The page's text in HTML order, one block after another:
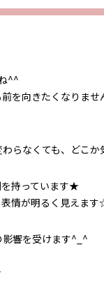
^^
を向きたくなりま
らなくても、どこ
を持っています★
表情が明るく見えま
響を受けます^_^